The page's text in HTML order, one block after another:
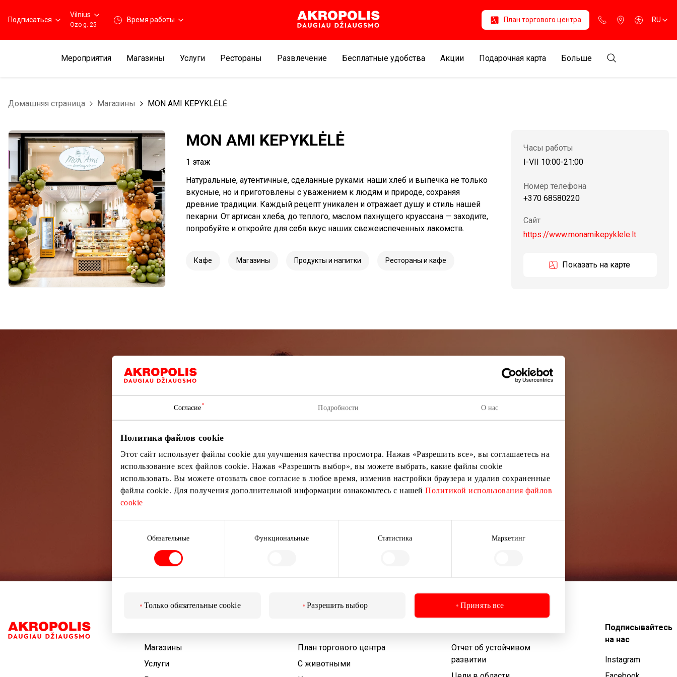
Согласие Подробности О нас
Политика файлов cookie
Этот сайт использует файлы cookie для улучшения качества просмотра. Нажав «Разрешить все», вы соглашаетесь на
использование всех файлов cookie. Нажав «Разрешить выбор», вы можете выбрать, какие файлы cookie
использовать. Вы можете отозвать свое согласие в любое время, изменив настройки браузера и удалив сохраненные
файлы cookie. Для получения дополнительной информации ознакомьтесь с нашейПолитикой использования файлов
cookie
Обязательные Функциональные Статистика Маркетинг
Только обязательные cookie Разрешить выбор Принять все
Подписаться
Vilnius
Ozo g. 25
Время работы План торгового центра RU
Мероприятия Магазины Услуги Рестораны Развлечение Бесплатные удобства Aкции Подарочная карта Больше
Домашняя страница Магазины MON AMI KEPYKLĖLĖ
MON AMI KEPYKLĖLĖ
1 этаж
Натуральные, аутентичные, сделанные руками: наши хлеб и выпечка не только
вкусные, но и приготовлены с уважением к людям и природе, сохраняя
древние традиции. Каждый рецепт уникален и отражает душу и стиль нашей
пекарни. От артисан хлеба, до теплого, маслом пахнущего круассана — заходите,
попробуйте и откройте для себя вкус наших свежеиспеченных лакомств.
Кафе Магазины Продукты и напитки Рестораны и кафе
Часы работы
I-VII 10:00-21:00
Номер телефона
+370 68580220
Сайт
https://www.monamikepyklele.lt
Показать на карте
Подписывайтесь на рассылку новостей
Узнайте первыми о лучших предложениях, мероприятиях и самой свежей информации
Подписаться
Подписываясь на рассылку, вы подтверждаете, что
вам исполнилось 13 лет.
Магазины
Услуги
План торгового центра
С животными
Отчет об устойчивом
развитии
Подписывайтесь
на нас
Instagram